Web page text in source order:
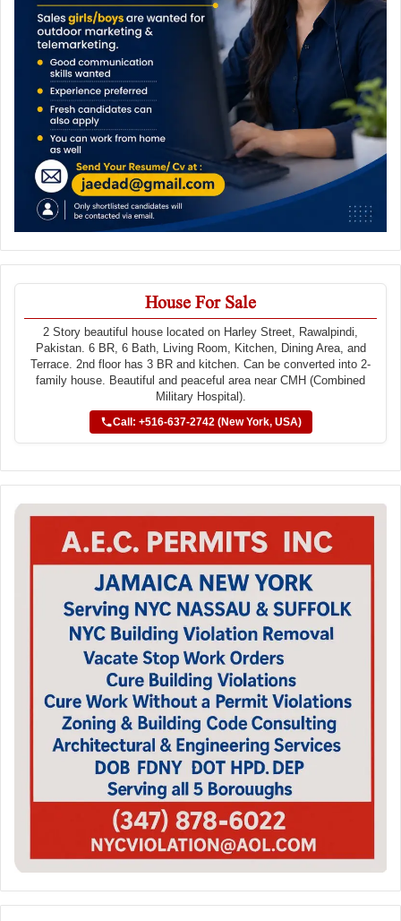
House For Sale
2 Story beautiful house located on Harley Street, Rawalpindi,
Pakistan. 6 BR, 6 Bath, Living Room, Kitchen, Dining Area, and
Terrace. 2nd floor has 3 BR and kitchen. Can be converted into 2-
family house. Beautiful and peaceful area near CMH (Combined
Military Hospital).
Call: +516-637-2742 (New York, USA)